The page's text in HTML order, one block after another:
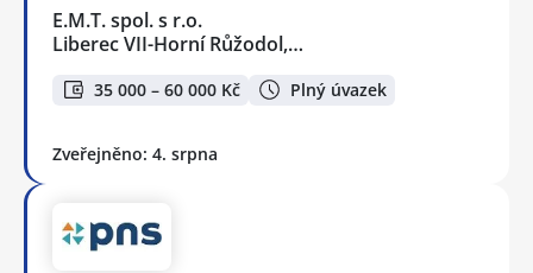
E.M.T. spol. s r.o.
Liberec VII-Horní Růžodol,…
35 000 – 60 000 Kč Plný úvazek
Zveřejněno: 4. srpna